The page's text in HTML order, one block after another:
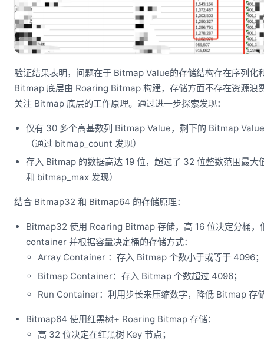
验证结果表明，问题在于 Bitmap Value的存储结构存在序列化
Bitmap 底层由 Roaring Bitmap 构建，存储方面不存在资源浪
关注 Bitmap 底层的工作原理。通过进一步探索发现：
仅有 30 多个高基数列 Bitmap Value，剩下的 Bitmap
（通过 bitmap_count 发现）
存入 Bitmap 的数据高达 19 位，超过了 32 位整数范围最
和 bitmap_max 发现）
结合 Bitmap32 和 Bitmap64 的存储原理：
Bitmap32 使用 Roaring Bitmap 存储，高 16 位决定分桶，
container 并根据容量决定桶的存储方式：
Array Container ：存入 Bitmap 个数小于或等于 4096；
Bitmap Container：存入 Bitmap 个数超过 4096；
Run Container：利用步长来压缩数字，降低 Bitmap 存
Bitmap64 使用红黑树+ Roaring Bitmap 存储：
高 32 位决定在红黑树 Key 节点；